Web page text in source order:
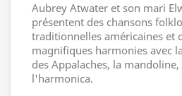
Aubrey Atwater et son mari
présentent des chansons
traditionnelles américaines et
magnifiques harmonies avec
des Appalaches, la
l'harmonica.